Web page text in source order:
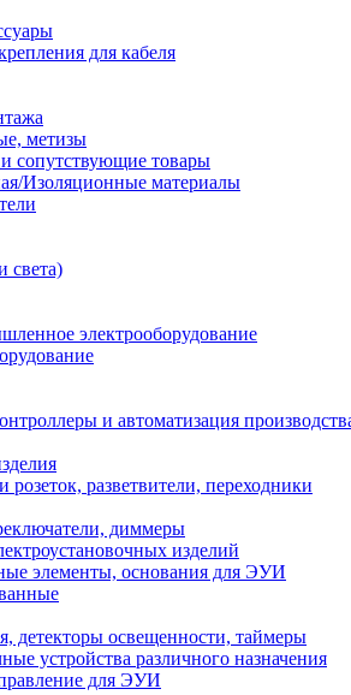
для кабеля
метизы
сопутствующие товары
Изоляционные материалы
света)
электрооборудование
и автоматизация
розеток, разветвители, переходники
диммеры
изделий
элементы, основания для ЭУИ
детекторы освещенности, таймеры
устройства различного назначения
для ЭУИ